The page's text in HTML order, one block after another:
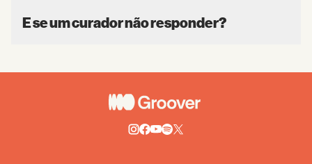
E se um curador não responder?